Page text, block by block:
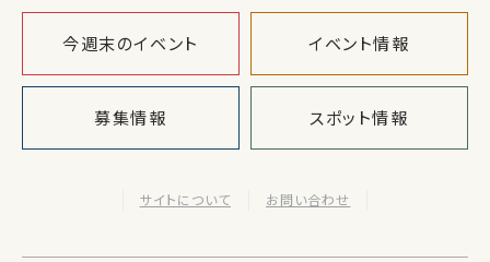
今週末のイベント イベント情報
募集情報 スポット情報
サイトについて お問い合わせ